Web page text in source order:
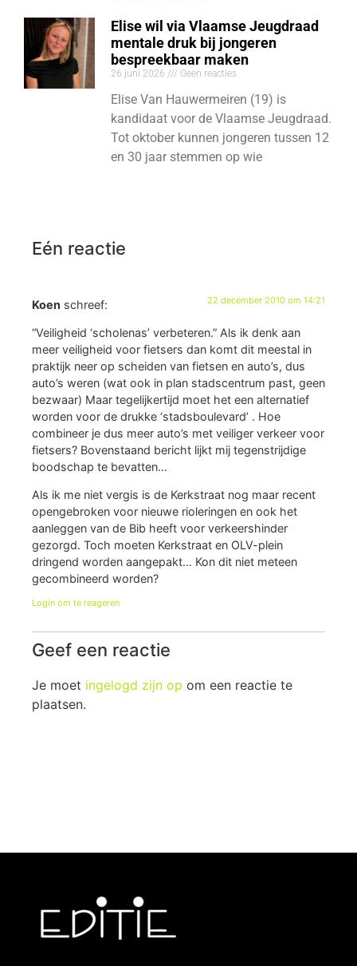
Elise wil via Vlaamse Jeugdraad
mentale druk bij jongeren
bespreekbaar maken
26 juni 2026 Geen reacties
Elise Van Hauwermeiren (19) is
kandidaat voor de Vlaamse Jeugdraad.
Tot oktober kunnen jongeren tussen 12
en 30 jaar stemmen op wie
Eén reactie
Koen schreef: 22 december 2010 om 14:21
“Veiligheid ‘scholenas’ verbeteren.” Als ik denk aan
meer veiligheid voor fietsers dan komt dit meestal in
praktijk neer op scheiden van fietsen en auto’s, dus
auto’s weren (wat ook in plan stadscentrum past, geen
bezwaar) Maar tegelijkertijd moet het een alternatief
worden voor de drukke ‘stadsboulevard’ . Hoe
combineer je dus meer auto’s met veiliger verkeer voor
fietsers? Bovenstaand bericht lijkt mij tegenstrijdige
boodschap te bevatten…
Als ik me niet vergis is de Kerkstraat nog maar recent
opengebroken voor nieuwe rioleringen en ook het
aanleggen van de Bib heeft voor verkeershinder
gezorgd. Toch moeten Kerkstraat en OLV-plein
dringend worden aangepakt… Kon dit niet meteen
gecombineerd worden?
Login om te reageren
Geef een reactie
Je moet ingelogd zijn op om een reactie te
plaatsen.